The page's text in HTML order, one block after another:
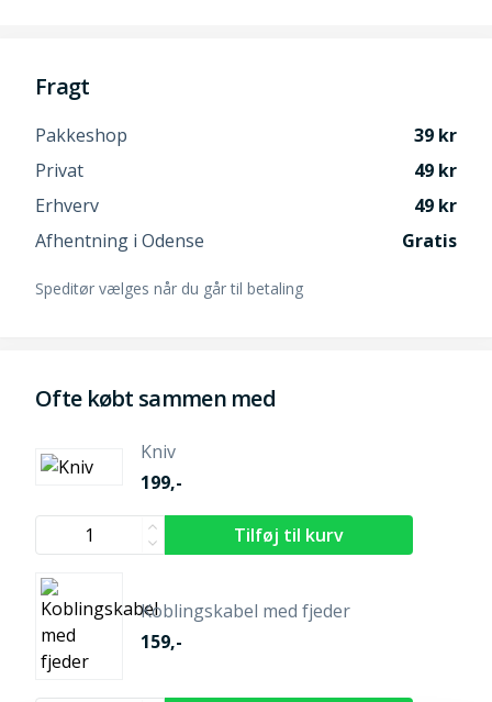
Fragt
Pakkeshop
39
Privat
49
Erhverv
49
Afhentning i Odense
Gratis
Speditør vælges når du går til betaling
Ofte købt sammen med
Kniv
199,-
Koblingskabel med fjeder
159,-